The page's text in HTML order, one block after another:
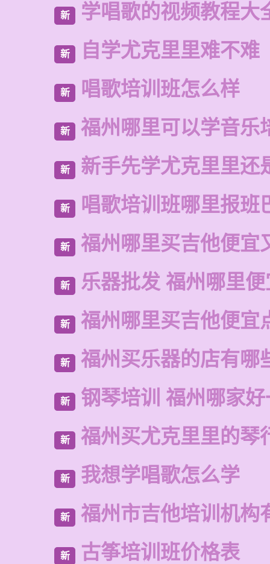
新 学唱歌的视频教程大
新 自学尤克里里难不难
新 唱歌培训班怎么样
新 福州哪里可以学音乐
新 新手先学尤克里里还
新 唱歌培训班哪里报班
新 福州哪里买吉他便宜
新 乐器批发 福州哪里
新 福州哪里买吉他便宜
新 福州买乐器的店有哪
新 钢琴培训 福州哪家
新 福州买尤克里里的琴
新 我想学唱歌怎么学
新 福州市吉他培训机构
新 古筝培训班价格表